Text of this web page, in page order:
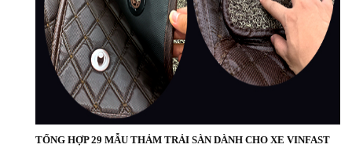
TỔNG HỢP 29 MẪU THẢM TRẢI SÀN DÀNH CHO XE VINFAST